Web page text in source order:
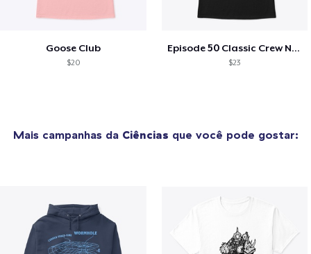
Goose Club
$20
Episode 50 Classic Crew Neck T-Shirt
$23
Mais campanhas da Ciências que você pode gostar: